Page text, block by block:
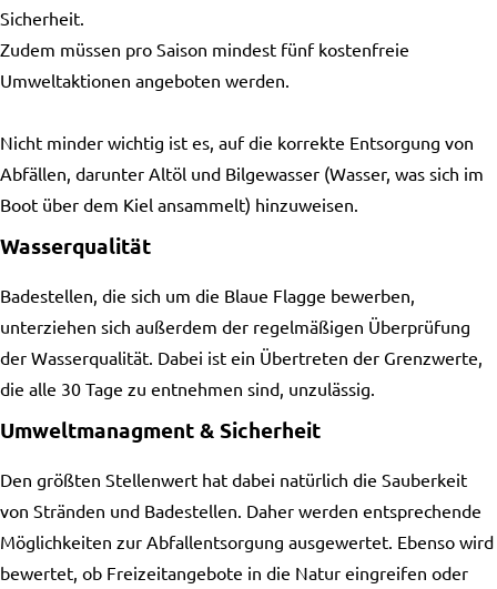
Sicherheit.
Zudem müssen pro Saison mindest fünf kostenfreie
Umweltaktionen angeboten werden.
Nicht minder wichtig ist es, auf die korrekte Entsorgung von
Abfällen, darunter Altöl und Bilgewasser (Wasser, was sich im
Boot über dem Kiel ansammelt) hinzuweisen.
Wasserqualität
Badestellen, die sich um die Blaue Flagge bewerben,
unterziehen sich außerdem der regelmäßigen Überprüfung
der Wasserqualität. Dabei ist ein Übertreten der Grenzwerte,
die alle 30 Tage zu entnehmen sind, unzulässig.
Umweltmanagment & Sicherheit
Den größten Stellenwert hat dabei natürlich die Sauberkeit
von Stränden und Badestellen. Daher werden entsprechende
Möglichkeiten zur Abfallentsorgung ausgewertet. Ebenso wird
bewertet, ob Freizeitangebote in die Natur eingreifen oder